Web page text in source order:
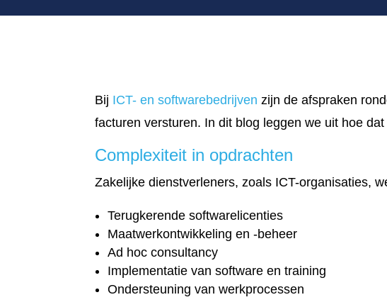
Bij ICT- en softwarebedrijven zijn de afspraken
facturen versturen. In dit blog leggen we uit hoe
Complexiteit in opdrachten
Zakelijke dienstverleners, zoals ICT-organisaties,
Terugkerende softwarelicenties
Maatwerkontwikkeling en -beheer
Ad hoc consultancy
Implementatie van software en training
Ondersteuning van werkprocessen